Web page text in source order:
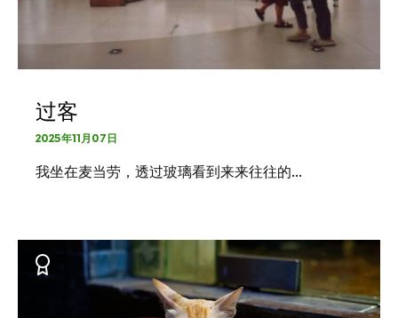
过客
2025年11月07日
我坐在麦当劳，透过玻璃看到来来往往的…